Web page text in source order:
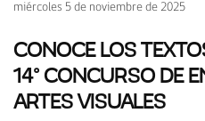
miércoles 5 de noviembre de 2025
CONOCE LOS
14° CONCURSO DE
ARTES VISUALES